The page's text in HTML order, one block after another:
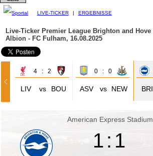
LIVE-TICKER | ERGEBNISSE
Live-Ticker Premier League Brighton and Hove
Albion - FC Fulham, 16.08.2025
4 : 2
LIV vs BOU
0 : 0
ASV vs NEW BRI
American Express Stadium
1:1